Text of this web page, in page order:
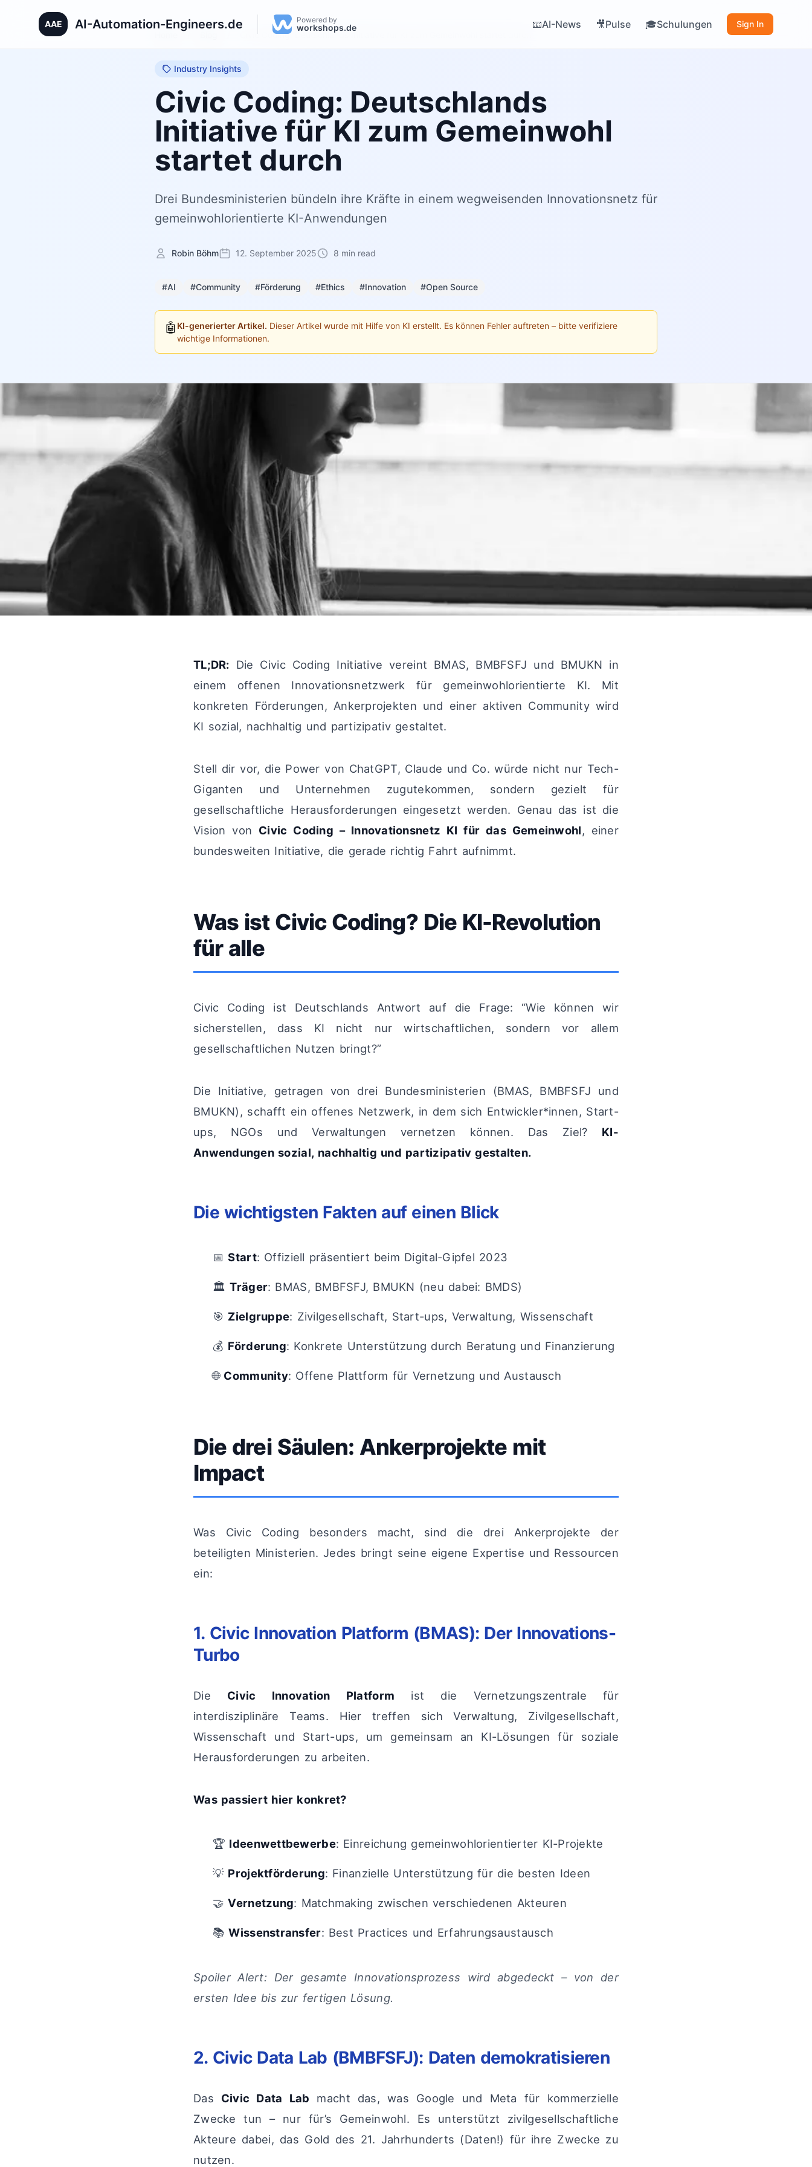
AAE AI-Automation-Engineers.de Powered by
workshops.de 📧AI-News 🎥Pulse 🎓Schulungen
Sign In
Civic Coding: Deutschlands Initiative für KI zum Gemeinwohl startet durch
Industry Insights
Civic Coding: Deutschlands
Initiative für KI zum Gemeinwohl
startet durch
Drei Bundesministerien bündeln ihre Kräfte in einem wegweisenden Innovationsnetz für
gemeinwohlorientierte KI-Anwendungen
Robin Böhm 12. September 2025 8 min read
#AI #Community #Förderung #Ethics #Innovation #Open Source
🤖 KI-generierter Artikel. Dieser Artikel wurde mit Hilfe von KI erstellt. Es können Fehler auftreten – bitte verifiziere
wichtige Informationen.
TL;DR: Die Civic Coding Initiative vereint BMAS, BMBFSFJ und BMUKN in
einem offenen Innovationsnetzwerk für gemeinwohlorientierte KI. Mit
konkreten Förderungen, Ankerprojekten und einer aktiven Community wird
KI sozial, nachhaltig und partizipativ gestaltet.
Stell dir vor, die Power von ChatGPT, Claude und Co. würde nicht nur Tech-
Giganten und Unternehmen zugutekommen, sondern gezielt für
gesellschaftliche Herausforderungen eingesetzt werden. Genau das ist die
Vision von Civic Coding – Innovationsnetz KI für das Gemeinwohl, einer
bundesweiten Initiative, die gerade richtig Fahrt aufnimmt.
Was ist Civic Coding? Die KI-Revolution
für alle
Civic Coding ist Deutschlands Antwort auf die Frage: “Wie können wir
sicherstellen, dass KI nicht nur wirtschaftlichen, sondern vor allem
gesellschaftlichen Nutzen bringt?”
Die Initiative, getragen von drei Bundesministerien (BMAS, BMBFSFJ und
BMUKN), schafft ein offenes Netzwerk, in dem sich Entwickler*innen, Start-
ups, NGOs und Verwaltungen vernetzen können. Das Ziel? KI-
Anwendungen sozial, nachhaltig und partizipativ gestalten.
Die wichtigsten Fakten auf einen Blick
📅Start: Offiziell präsentiert beim Digital-Gipfel 2023
🏛️Träger: BMAS, BMBFSFJ, BMUKN (neu dabei: BMDS)
🎯 Zielgruppe: Zivilgesellschaft, Start-ups, Verwaltung, Wissenschaft
💰 Förderung: Konkrete Unterstützung durch Beratung und Finanzierung
🌐 Community: Offene Plattform für Vernetzung und Austausch
Die drei Säulen: Ankerprojekte mit
Impact
Was Civic Coding besonders macht, sind die drei Ankerprojekte der
beteiligten Ministerien. Jedes bringt seine eigene Expertise und Ressourcen
ein:
1. Civic Innovation Platform (BMAS): Der Innovations-
Turbo
Die Civic Innovation Platform ist die Vernetzungszentrale für
interdisziplinäre Teams. Hier treffen sich Verwaltung, Zivilgesellschaft,
Wissenschaft und Start-ups, um gemeinsam an KI-Lösungen für soziale
Herausforderungen zu arbeiten.
Was passiert hier konkret?
🏆 Ideenwettbewerbe: Einreichung gemeinwohlorientierter KI-Projekte
💡 Projektförderung: Finanzielle Unterstützung für die besten Ideen
🤝Vernetzung: Matchmaking zwischen verschiedenen Akteuren
📚Wissenstransfer: Best Practices und Erfahrungsaustausch
Spoiler Alert: Der gesamte Innovationsprozess wird abgedeckt – von der
ersten Idee bis zur fertigen Lösung.
2. Civic Data Lab (BMBFSFJ): Daten demokratisieren
Das Civic Data Lab macht das, was Google und Meta für kommerzielle
Zwecke tun – nur für’s Gemeinwohl. Es unterstützt zivilgesellschaftliche
Akteure dabei, das Gold des 21. Jahrhunderts (Daten!) für ihre Zwecke zu
nutzen.